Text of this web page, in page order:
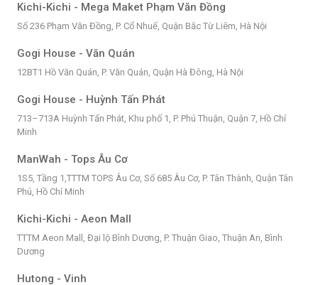
Kichi-Kichi - Mega Maket Phạm Văn Đồng
Số 236 Phạm Văn Đồng, P. Cổ Nhuế, Quận Bắc Từ Liêm, Hà Nội
Gogi House - Văn Quán
12BT1 Hồ Văn Quán, P. Văn Quán, Quận Hà Đông, Hà Nội
Gogi House - Huỳnh Tấn Phát
713–713A Huỳnh Tấn Phát, Khu phố 1, P. Phú Thuận, Quận 7, Hồ Chí
Minh
ManWah - Tops Âu Cơ
1S5, Tầng 1,TTTM TOPS Âu Cơ, Số 685 Âu Cơ, P. Tân Thành, Quận Tân
Phú, Hồ Chí Minh
Kichi-Kichi - Aeon Mall
TTTM Aeon Mall, Đại lộ Bình Dương, P. Thuận Giao, Thuận An, Bình
Dương
Hutong - Vinh